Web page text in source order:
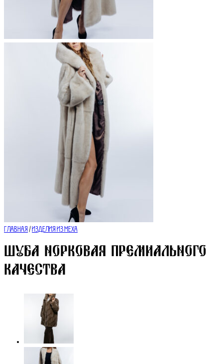
Главная/Изделия из меха
ШУБА НОРКОВАЯ ПРЕМИАЛЬНОГО
КАЧЕСТВА